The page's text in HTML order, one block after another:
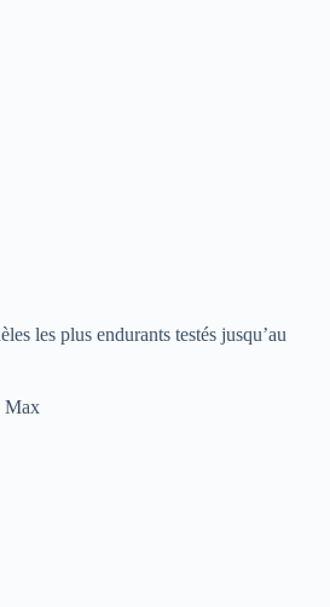
les plus endurants testés jusqu’au
Max